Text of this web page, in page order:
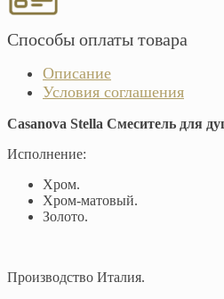
Способы оплаты товара
Описание
Условия соглашения
Casanova Stella Смеситель для
Исполнение:
Хром.
Хром-матовый.
Золото.
Производство Италия.